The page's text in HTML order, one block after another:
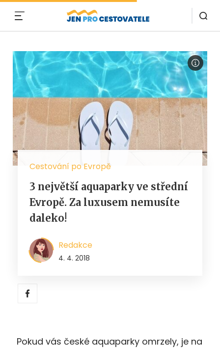
Cestování po Evropě
3 největší aquaparky ve střední
Evropě. Za luxusem nemusíte
daleko!
Redakce
4. 4. 2018
Pokud vás české aquaparky omrzely, je na